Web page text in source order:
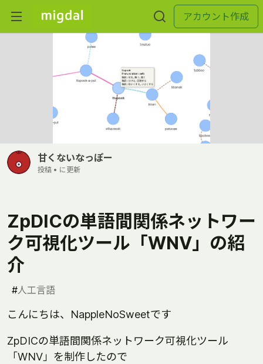
アカウント作成
甘くないなっぽー
投稿 • に更新
ZpDICの単語間関係ネットワー
ク可視化ツール「WNV」の紹
介
#人工言語
こんにちは、NappleNoSweetです
ZpDICの単語間関係ネットワーク可視化ツール
「WNV」を制作したので